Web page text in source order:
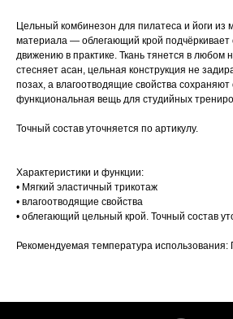
Цельный комбинезон для пилатеса и йоги из
материала — облегающий крой подчёркивает
движению в практике. Ткань тянется в любом
стесняет асан, цельная конструкция не
позах, а влагоотводящие свойства
функциональная вещь для студийных
Точный состав уточняется по артикулу.
Характеристики и функции:
• Мягкий эластичный трикотаж
• влагоотводящие свойства
• облегающий цельный крой. Точный состав
Рекомендуемая температура